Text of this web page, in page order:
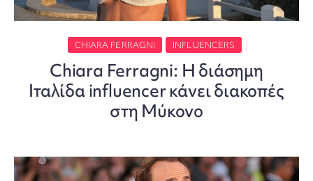
CHIARA FERRAGNI INFLUENCERS
Chiara Ferragni: Η διάσημη
Ιταλίδα influencer κάνει διακοπές
στη Μύκονο